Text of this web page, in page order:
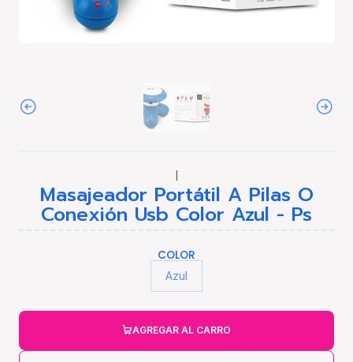
|
Masajeador Portátil A Pilas O
Conexión Usb Color Azul - Ps
COLOR
Azul
AGREGAR AL CARRO